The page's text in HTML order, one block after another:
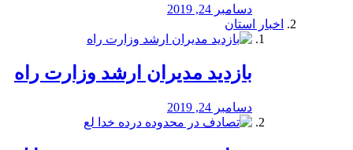
دسامبر 24, 2019
اخبار استان
بازدید مدیران ارشد وزارت راه
دسامبر 24, 2019